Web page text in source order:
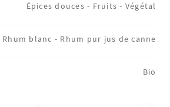
Épices douces - Fruits - Végétal
Rhum blanc - Rhum pur jus de canne
Bio